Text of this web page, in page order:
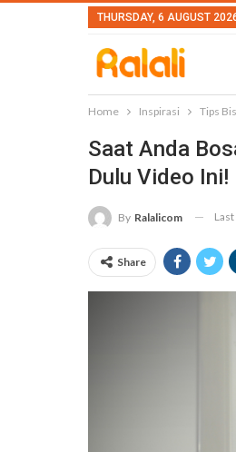
THURSDAY, 6 AUGUST
Home Inspirasi Tips
Saat Anda
Dulu Video Ini!
By Ralalicom
Share